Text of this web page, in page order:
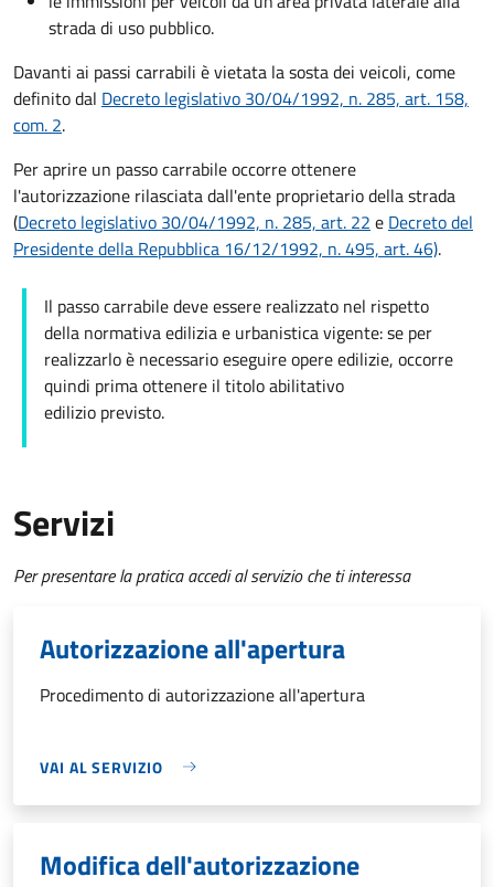
strada di uso pubblico.
Davanti ai passi carrabili è vietata la sosta dei veicoli, come
definito dal Decreto legislativo 30/04/1992, n. 285, art. 158,
com. 2.
Per aprire un passo carrabile occorre ottenere
l'autorizzazione rilasciata dall'ente proprietario della strada
(Decreto legislativo 30/04/1992, n. 285, art. 22 e Decreto del
Presidente della Repubblica 16/12/1992, n. 495, art. 46).
Il passo carrabile deve essere realizzato nel rispetto
della normativa edilizia e urbanistica vigente: se per
realizzarlo è necessario eseguire opere edilizie, occorre
quindi prima ottenere il titolo abilitativo
edilizio previsto.
Servizi
Per presentare la pratica accedi al servizio che ti interessa
Autorizzazione all'apertura
Procedimento di autorizzazione all'apertura
VAI AL SERVIZIO
Modifica dell'autorizzazione